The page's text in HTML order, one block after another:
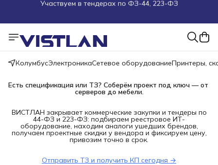
Пуско-наладочные работы
Пришлите запрос на e-mail или в чат
Более 100 000 позиций в наличии и под заказ
КолумбусЭлектроникаСетевое оборудованиеПринтеры,
Есть спецификация или ТЗ? Соберём проект под ключ — от
серверов до мебели.
ВИСТЛАН закрывает коммерческие закупки и тендеры по
44-ФЗ и 223-ФЗ: подбираем реестровое ИТ-
оборудование, находим аналоги ушедших брендов,
получаем проектные скидки у вендора и фиксируем цену,
привозим точно в срок.
Отправить ТЗ и получить КП сегодня →